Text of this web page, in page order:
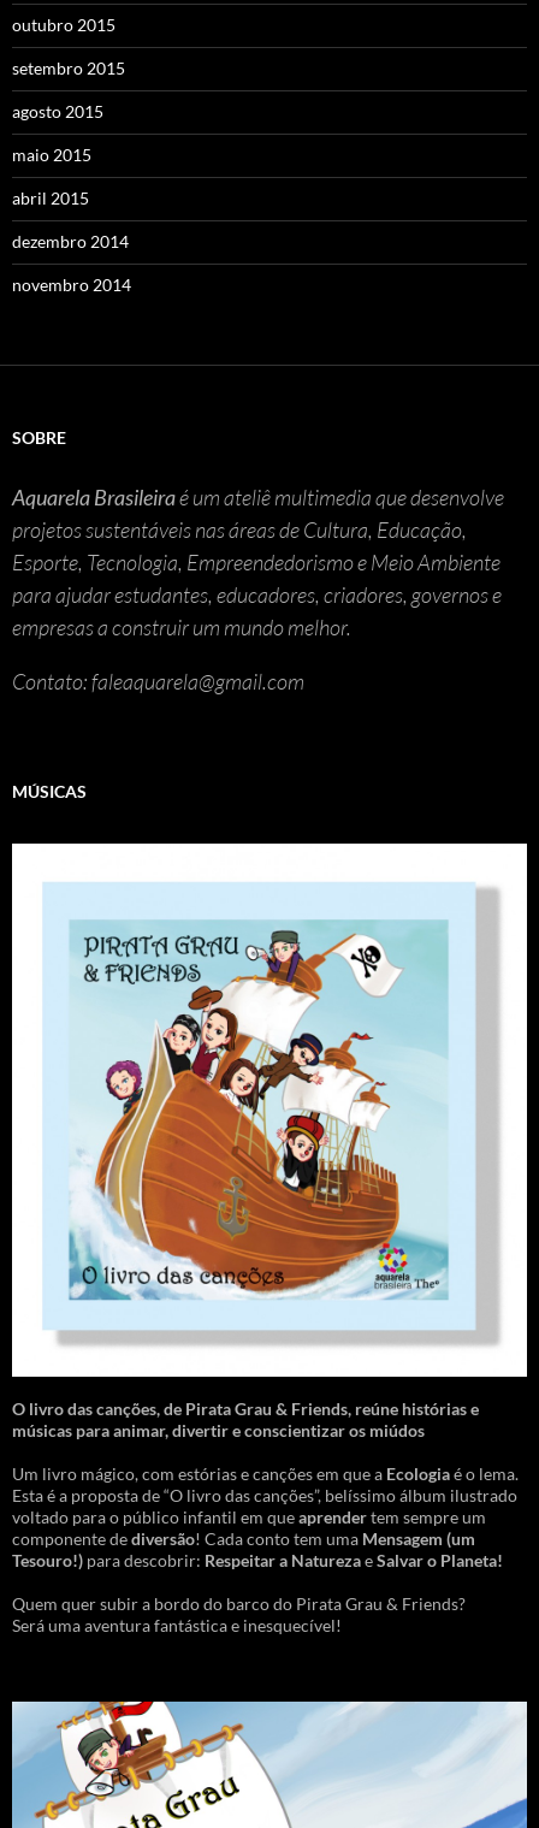
outubro 2015
setembro 2015
agosto 2015
maio 2015
abril 2015
dezembro 2014
novembro 2014
SOBRE
Aquarela Brasileiraé um ateliê multimedia que desenvolve
projetos sustentáveis nas áreas de Cultura, Educação,
Esporte, Tecnologia, Empreendedorismo e Meio Ambiente
para ajudar estudantes, educadores, criadores, governos e
empresas a construir um mundo melhor.
Contato: faleaquarela@gmail.com
MÚSICAS
O livro das canções,de Pirata Grau & Friends, reúne histórias e
músicas para animar, divertir e conscientizar os miúdos
Um livro mágico, com estórias e canções em que a Ecologiaé o lema.
Esta é a proposta de “O livro das canções”, belíssimo álbum ilustrado
voltado para o público infantil em queaprendertem sempre um
componente dediversão! Cada conto tem uma Mensagem (um
Tesouro!) para descobrir: Respeitar a NaturezaeSalvar o Planeta!
Quem quer subir a bordo do barco do Pirata Grau & Friends?
Será uma aventura fantástica e inesquecível!